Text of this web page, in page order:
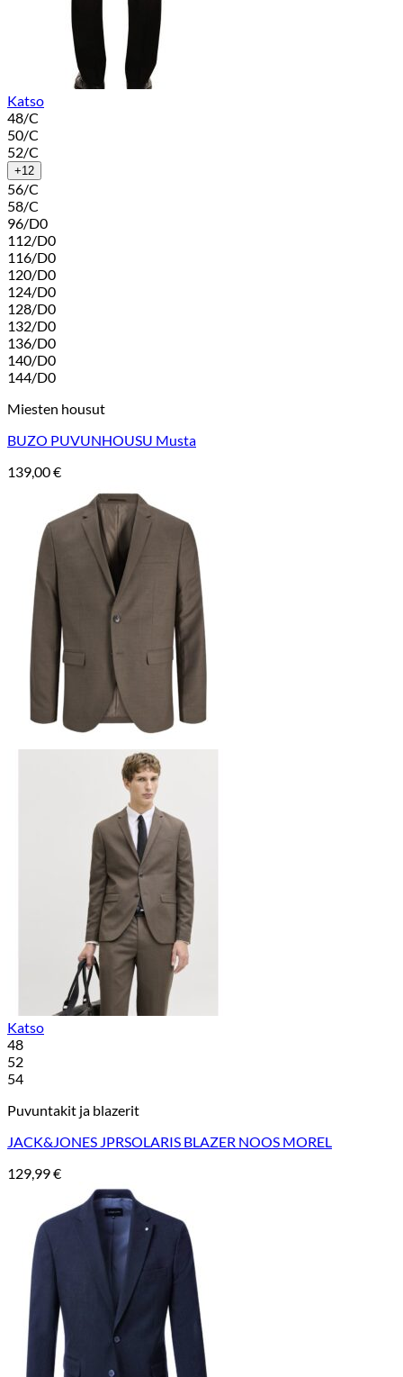
Katso
48/C
50/C
52/C
+12
56/C
58/C
96/D0
112/D0
116/D0
120/D0
124/D0
128/D0
132/D0
136/D0
140/D0
144/D0
Miesten housut
BUZO PUVUNHOUSU Musta
139,00€
Katso
48
52
54
Puvuntakit ja blazerit
JACK&JONES JPRSOLARIS BLAZER NOOS MOREL
129,99€